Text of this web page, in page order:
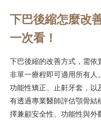
下巴後縮怎麼改
一次看！
下巴後縮的改善方式，需
非單一療程即可適用所有人
功能性矯正、止鼾牙套，
有透過專業醫師評估顎骨
擇兼顧安全性、功能性與外